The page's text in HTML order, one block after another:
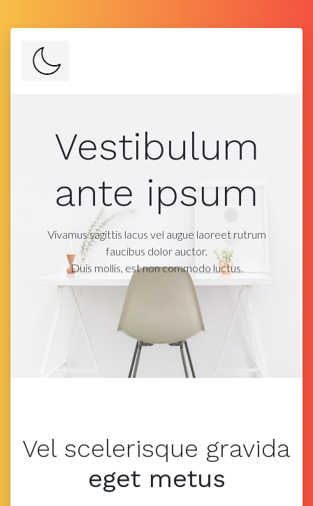
Vestibulum
ante ipsum
Vivamus sagittis lacus vel augue laoreet rutrum
faucibus dolor auctor.
Duis mollis, est non commodo luctus.
Vel scelerisque gravida
eget metus